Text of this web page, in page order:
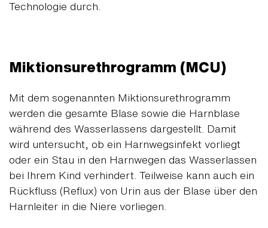
Technologie durch.
Miktionsurethrogramm (MCU)
Mit dem sogenannten Miktionsurethrogramm
werden die gesamte Blase sowie die Harnblase
während des Wasserlassens dargestellt. Damit
wird untersucht, ob ein Harnwegsinfekt vorliegt
oder ein Stau in den Harnwegen das Wasserlassen
bei Ihrem Kind verhindert. Teilweise kann auch ein
Rückfluss (Reflux) von Urin aus der Blase über den
Harnleiter in die Niere vorliegen.